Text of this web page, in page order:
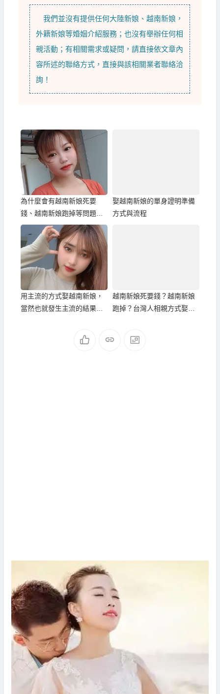
我們並沒有提供任何大陸新娘 、越南新娘 ，
外籍新娘等婚姻介紹服務；也沒有舉辦任何相
親活動；有相關需求或疑問，請直接依文章內
容所述的聯絡方式，直接與該相關業者聯絡洽
詢！
為什麼會有越南新娘死要
錢、越南新娘跑掉等問題？
從娶越南新娘的選擇說起.
娶越南新娘的單身證明準備
方式與流程
用主流的方式娶越南新娘，
當然也就發生主流的結果：
越南新娘死要錢？越南新娘
跑掉？台灣人相親方式娶越